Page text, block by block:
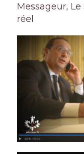
Messageur,
réel